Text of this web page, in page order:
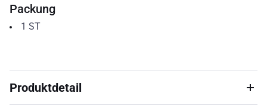
Packung
1 ST
Produktdetail